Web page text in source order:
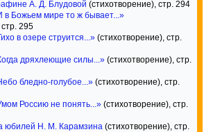
А. Д. Блудовой (стихотворение), стр. 294
в Божьем мире то ж бывает...»
295
в озере струится...» (стихотворение), стр.
дряхлеющие силы...» (стихотворение), стр.
бледно-голубое...» (стихотворение), стр.
Россию не понять...» (стихотворение), стр.
юбилей Н. М. Карамзина (стихотворение), стр.